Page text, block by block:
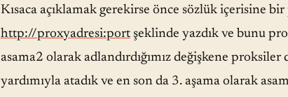
Kısaca açıklamak gerekirse önce sözlük içerisine
http://proxyadresi:portşeklinde yazdık ve bunu
asama2 olarak adlandırdığımız değişkene
yardımıyla atadık ve en son da 3. aşama olarak